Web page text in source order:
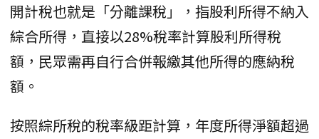
開計稅也就是「分離課稅」，指股利所得不納入
綜合所得，直接以28%稅率計算股利所得稅
額，民眾需再自行合併報繳其他所得的應納稅
額。
按照綜所稅的稅率級距計算，年度所得淨額超過